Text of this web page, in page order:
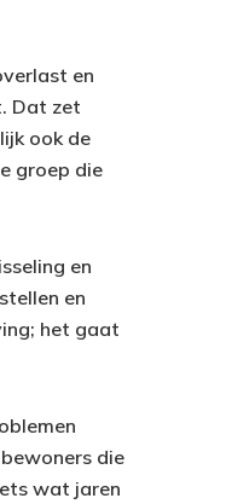
en
Dat zet
ook de
groep die
en
en
het gaat
die
wat jaren